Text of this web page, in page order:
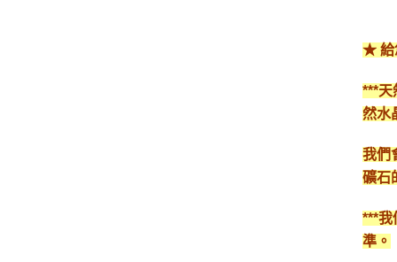
★ 給
***天
然水
我們
礦石
***我
準。